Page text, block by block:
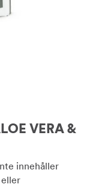
VERA &
innehåller